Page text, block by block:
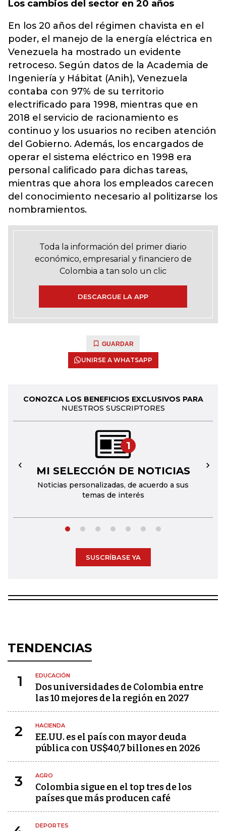
Los cambios del sector en 20 años
En los 20 años del régimen chavista en el
poder, el manejo de la energía eléctrica en
Venezuela ha mostrado un evidente
retroceso. Según datos de la Academia de
Ingeniería y Hábitat (Anih), Venezuela
contaba con 97% de su territorio
electrificado para 1998, mientras que en
2018 el servicio de racionamiento es
continuo y los usuarios no reciben atención
del Gobierno. Además, los encargados de
operar el sistema eléctrico en 1998 era
personal calificado para dichas tareas,
mientras que ahora los empleados carecen
del conocimiento necesario al politizarse los
nombramientos.
Toda la información del primer diario
económico, empresarial y financiero de
Colombia a tan solo un clic
DESCARGUE LA APP
GUARDAR
UNIRSE A WHATSAPP
CONOZCA LOS BENEFICIOS EXCLUSIVOS PARA
NUESTROS SUSCRIPTORES
1
MI SELECCIÓN DE NOTICIAS
Noticias personalizadas, de acuerdo a sus
temas de interés
← →
SUSCRÍBASE YA
TENDENCIAS
1 EDUCACIÓN
Dos universidades de Colombia entre
las 10 mejores de la región en 2027
2 HACIENDA
EE.UU. es el país con mayor deuda
pública con US$40,7 billones en 2026
3 AGRO
Colombia sigue en el top tres de los
países que más producen café
DEPORTES